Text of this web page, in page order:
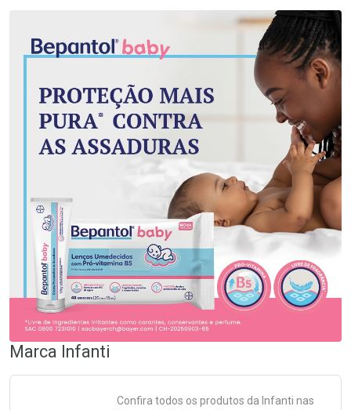
Marca Infanti
Confira todos os produtos da Infanti nas